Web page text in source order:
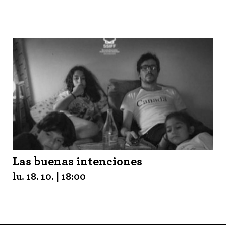
Las buenas intenciones
lu. 18. 10. | 18:00